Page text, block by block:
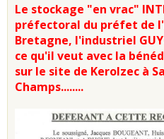
Le stockage "en vrac"
préfectoral du préfet de
Bretagne, l'industriel
ce qu'il veut avec la
sur le site de Kerolzec à
Champs........